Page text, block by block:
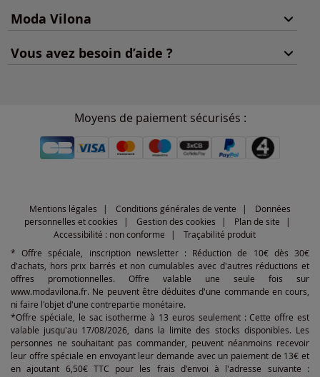
Moda Vilona
Vous avez besoin d’aide ?
Moyens de paiement sécurisés :
Mentions légales Conditions générales de vente
Données
personnelles et cookies
Gestion des cookies
Plan de site
Accessibilité : non conforme
Traçabilité produit
* Offre spéciale, inscription newsletter : Réduction de 10€ dès 30€
d'achats, hors prix barrés et non cumulables avec d'autres réductions et
offres promotionnelles. Offre valable une seule fois sur
www.modavilona.fr. Ne peuvent être déduites d'une commande en cours,
ni faire l'objet d'une contrepartie monétaire.
*Offre spéciale, le sac isotherme à 13 euros seulement : Cette offre est
valable jusqu'au 17/08/2026, dans la limite des stocks disponibles. Les
personnes ne souhaitant pas commander, peuvent néanmoins recevoir
leur offre spéciale en envoyant leur demande avec un paiement de 13€ et
en ajoutant 6,50€ TTC pour les frais d'envoi à l'adresse suivante :